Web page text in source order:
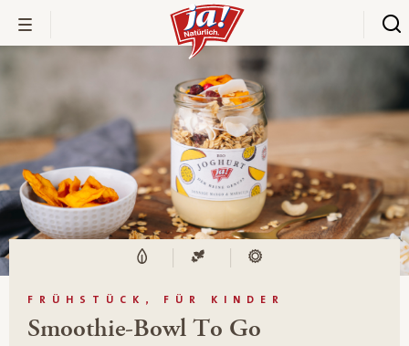
FRÜHSTÜCK, FÜR KINDER
Smoothie-Bowl To Go